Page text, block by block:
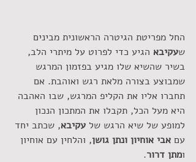
החל מפריטת הגיטרה הראשונית מבינים
שעקיבא הגיע כדי לפרוט על מיתרי הלב,
בשיר שהשיא שלו מגיע בפזמון המרגש
שמבוצע בצורה מלאת רגש ואוהבת. אם
תחברו אליו את הקליפ המרגש, שבו האהבה
היא מעל הכל, תקבלו את המתכון הנכון
למופע של שיא הרגש של עקיבא, שכתב יחד
עם אבי אוחיון ונתן גושן, והלחין עם אוחיון
ומתן דרור.